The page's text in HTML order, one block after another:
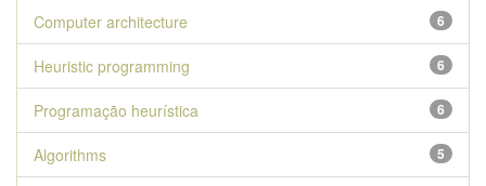
6
Computer architecture
6
Heuristic programming
6
Programação heurística
5
Algorithms